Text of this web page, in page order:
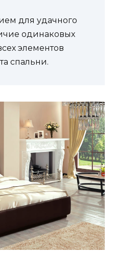
для удачного
одинаковых
элементов
спальни.